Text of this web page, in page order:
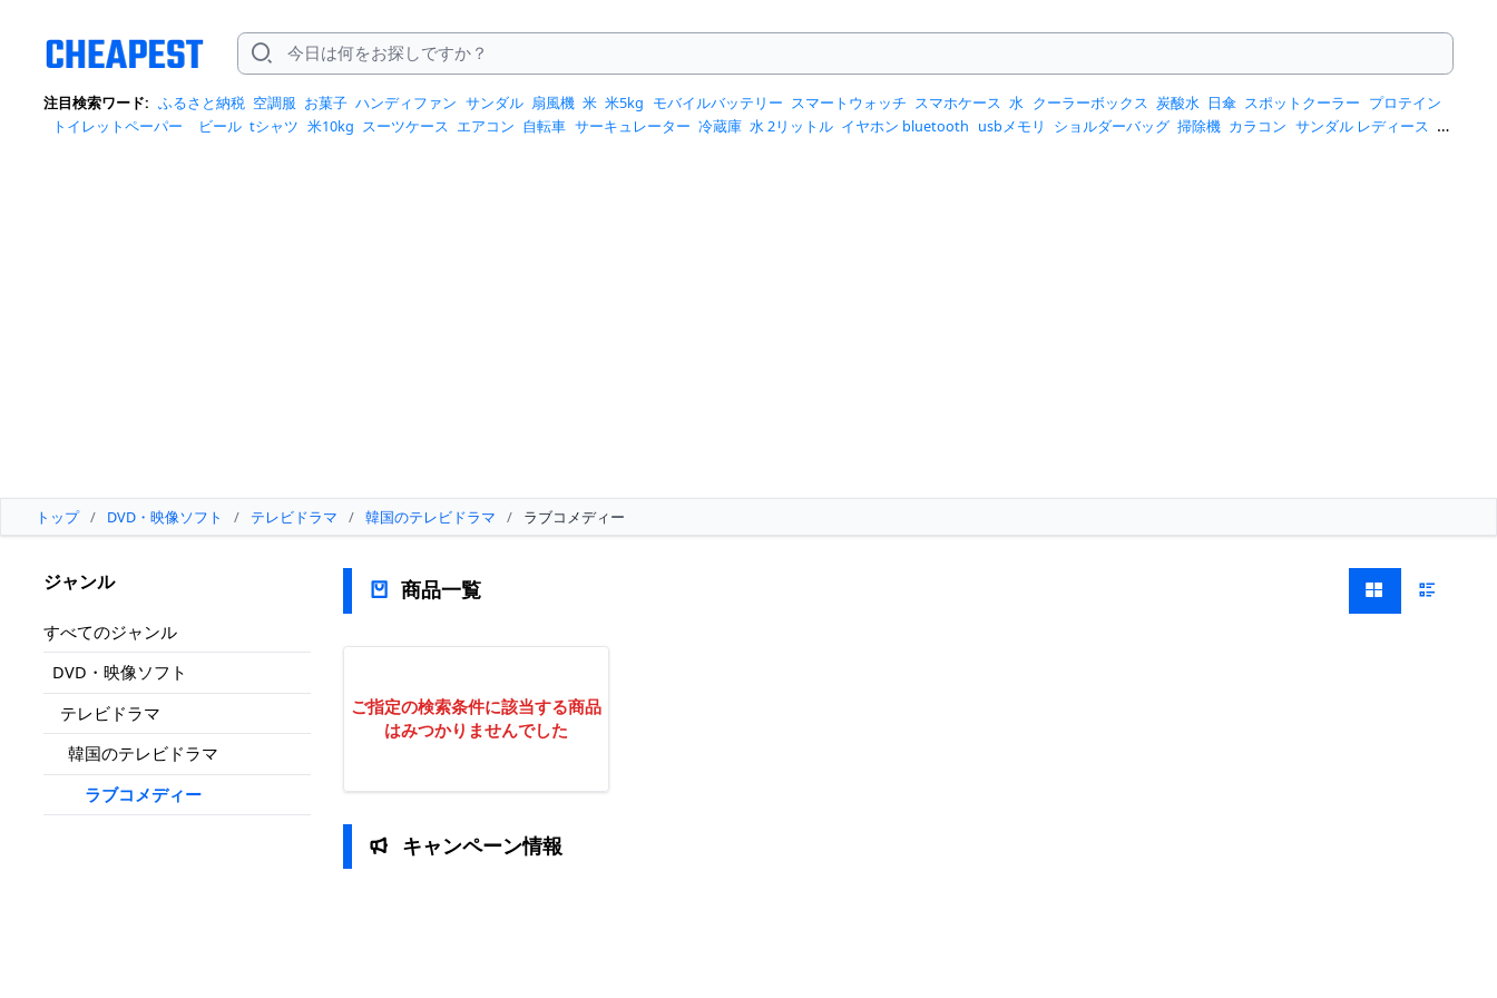
注目検索ワード: ふるさと納税 空調服 お菓子 ハンディファン サンダル 扇風機 米 米5kg モバイルバッテリー スマートウォッチ スマホケース 水 クーラーボックス 炭酸水 日傘 スポットクーラー プロテイン
トイレットペーパー
ビール tシャツ 米10kg スーツケース エアコン 自転車 サーキュレーター 冷蔵庫 水 2リットル イヤホン bluetooth usbメモリ ショルダーバッグ 掃除機 カラコン サンダル レディース ス
トップ / DVD・映像ソフト / テレビドラマ / 韓国のテレビドラマ / ラブコメディー
ジャンル
すべてのジャンル
DVD・映像ソフト
テレビドラマ
韓国のテレビドラマ
ラブコメディー
商品一覧
ご指定の検索条件に該当する商品
はみつかりませんでした
キャンペーン情報